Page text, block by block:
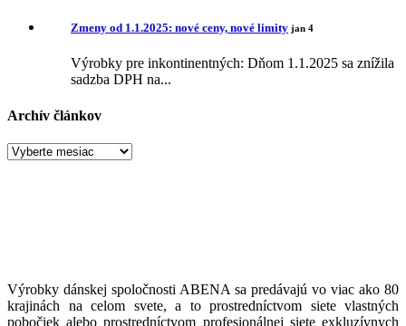
Zmeny od 1.1.2025: nové ceny, nové limity jan 4
Výrobky pre inkontinentných: Dňom 1.1.2025 sa znížila
sadzba DPH na...
Archív článkov
Archív
Výrobky dánskej spoločnosti ABENA sa predávajú vo viac ako 80
krajinách na celom svete, a to prostredníctvom siete vlastných
pobočiek alebo prostredníctvom profesionálnej siete exkluzívnych